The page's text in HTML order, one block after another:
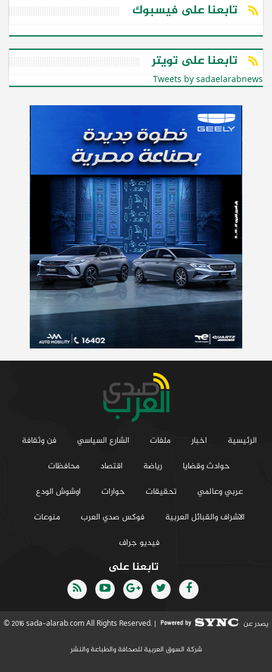
تابعنا على فيسبوك
تابعنا على تويتر
Tweets by sadaelarabnews
الرئيسية اخبار ملفات الشارع السياسي
فن وثقافة
حوادث وقضايا
رياضة اقتصاد
محافظات
عربي وعالمي
تحقيقات حوارات
اوشوش الودع
الاشراف والقبائل العربية
فوكس صدي العرب
منوعات
فيديو جراف
تابعنا على
© 2016 sada-alarab.com All Rights Reserved. | يصدر عن
شركة السوق العربية للصحافة والطباعة والنشر